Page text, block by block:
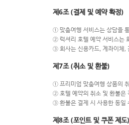
제6조 (결제 및 예약 확정)
① 맞춤여행 서비스는 상담을
② 럭셔리 호텔 예약 서비스는
③ 회사는 신용카드, 계좌이체,
제7조 (취소 및 환불)
① 프리미엄 맞춤여행 상품의
② 호텔 예약의 취소 및 환불은
③ 환불은 결제 시 사용한 동일
제8조 (포인트 및 쿠폰 제도)